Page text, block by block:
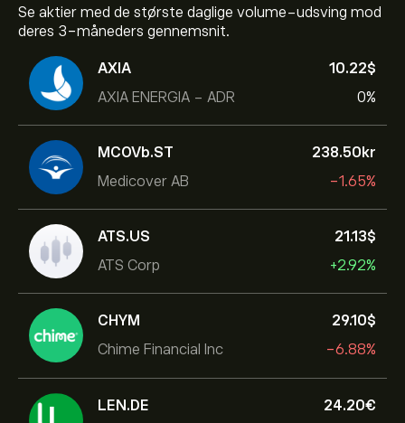
Se aktier med de største daglige volume-udsving mod
deres 3-måneders gennemsnit.
AXIA
AXIA ENERGIA - ADR
10.22‎$‎
0%
MCOVb.ST
Medicover AB
238.50‎kr‎
-1.65%
ATS.US
ATS Corp
21.13‎$‎
+2.92%
CHYM
Chime Financial Inc
29.10‎$‎
-6.88%
LEN.DE
24.20‎€‎